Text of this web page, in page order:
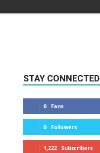
STAY CONNECTED
0 Fans
0 Followers
1,222 Subscribers